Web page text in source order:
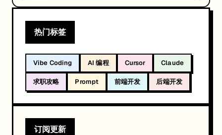
热门标签
Vibe Coding AI 编程 Cursor Claude
求职攻略 Prompt 前端开发 后端开发
订阅更新